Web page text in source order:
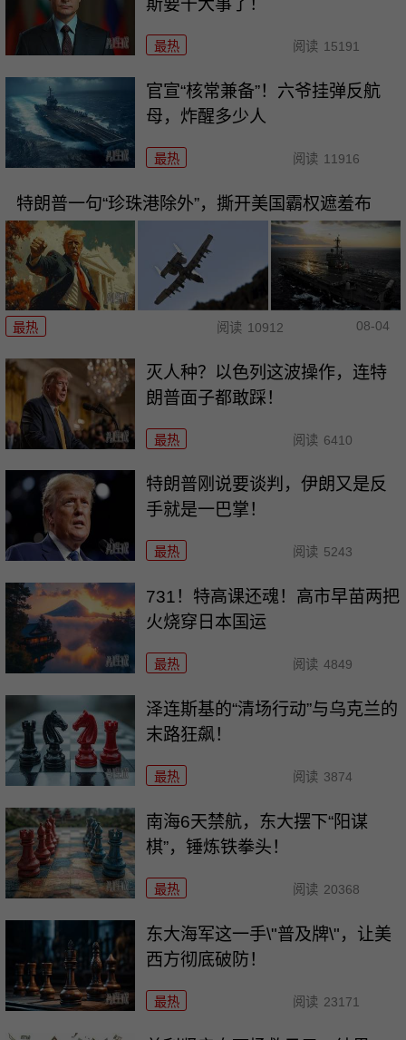
斯要干大事了！
最热 阅读 15191
官宣“核常兼备”！六爷挂弹反航
母，炸醒多少人
最热 阅读 11916
特朗普一句“珍珠港除外”，撕开美国霸权遮羞布
最热 阅读 10912 08-04
灭人种？以色列这波操作，连特
朗普面子都敢踩！
最热 阅读 6410
特朗普刚说要谈判，伊朗又是反
手就是一巴掌！
最热 阅读 5243
731！特高课还魂！高市早苗两把
火烧穿日本国运
最热 阅读 4849
泽连斯基的“清场行动”与乌克兰的
末路狂飙！
最热 阅读 3874
南海6天禁航，东大摆下“阳谋
棋”，锤炼铁拳头！
最热 阅读 20368
东大海军这一手\"普及牌\"，让美
西方彻底破防！
最热 阅读 23171